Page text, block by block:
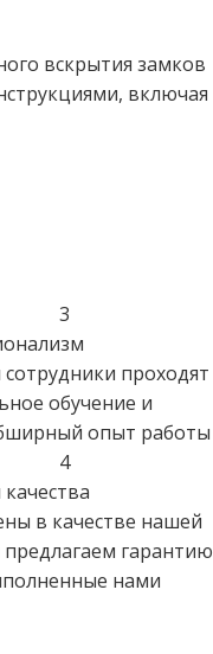
вскрытия замков
включая
3
проходят
обучение и
опыт работы
4
в качестве нашей
гарантию
нами